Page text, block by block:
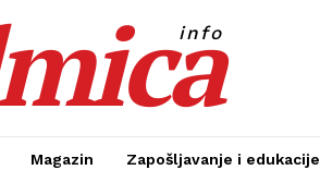
info
Magazin Zapošljavanje i edukacije